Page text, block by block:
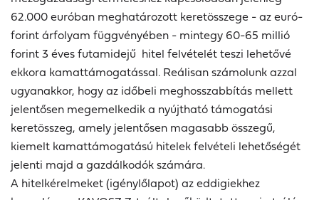
62.000 euróban meghatározott keretösszege - az euró-
forint árfolyam függvényében - mintegy 60-65 millió
forint 3 éves futamidejű hitel felvételét teszi lehetővé
ekkora kamattámogatással. Reálisan számolunk azzal
ugyanakkor, hogy az időbeli meghosszabbítás mellett
jelentősen megemelkedik a nyújtható támogatási
keretösszeg, amely jelentősen magasabb összegű,
kiemelt kamattámogatású hitelek felvételi lehetőségét
jelenti majd a gazdálkodók számára.
A hitelkérelmeket (igénylőlapot) az eddigiekhez